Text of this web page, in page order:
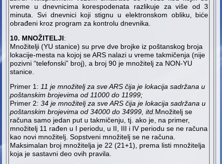
vreme u dnevnicima korespodenata razlikuje za više od 3
minuta. Svi dnevnici koji stignu u elektronskom obliku, biće
obrađeni kroz program za kontrolu dnevnika.
10. MNOŽITELJI:
Množitelji (YU stanice) su prve dve brojke iz poštanskog broja
lokacije-mesta na kojoj se ARS nalazi u vreme takmičenja (nije
pozivni “telefonski” broj), a broj 90 je množitelj za NON-YU
stanice.
Primer 1:11 je množitelj za sve ARS čija je lokacija sadržana u
poštanskim brojevima od 11000 do 11999;
Primer 2:34 je množitelj za sve ARS čija je lokacija sadržana u
poštanskim brojevima od 34000 do 34999, itd.Množitelj se
računa samo jedan put u takmičenju, tj. ako je, na primer,
množitelj 11 rađen u I periodu, u II, III i IV periodu se ne računa
kao novi množitelj. Sopstveni množitelj se ne računa.
Maksimalan broj množitelja je 22 (21+1), prema listi množitelja
koja je sastavni deo ovih pravila.